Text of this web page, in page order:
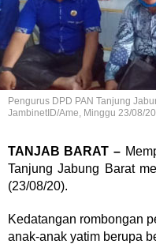
Pengurus DPD PAN Tanjung
JambinetID/Ame, Minggu 23/08/
TANJAB BARAT –
Tanjung Jabung Barat
(23/08/20).
Kedatangan rombongan
anak-anak yatim berupa